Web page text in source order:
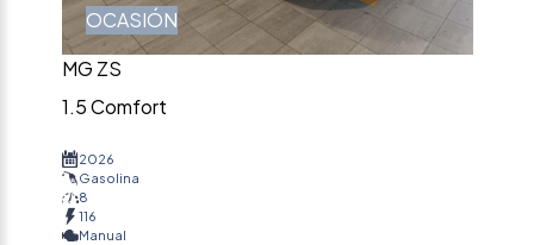
OCASIÓN
MG ZS
1.5 Comfort
2026
Gasolina
8
116
Manual